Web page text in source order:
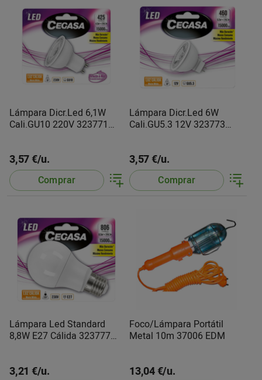
Lámpara Dicr.Led 6,1W
Cali.GU10 220V 323771
3,57 €/u.
Comprar
Lámpara Dicr.Led 6W
Cali.GU5.3 12V 323773
3,57 €/u.
Comprar
Lámpara Led Standard
8,8W E27 Cálida 323777
3,21 €/u.
Foco/Lámpara Portátil
Metal 10m 37006 EDM
13,04 €/u.